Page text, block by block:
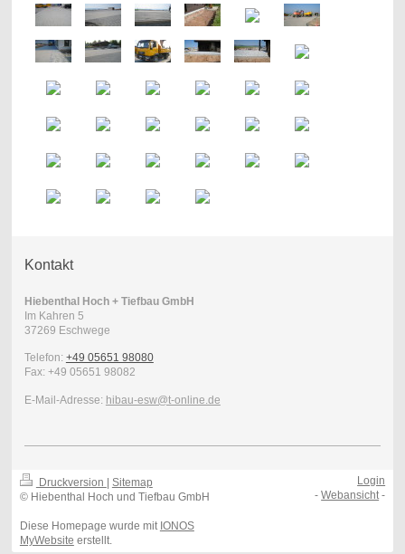
Kontakt
Hiebenthal Hoch + Tiefbau GmbH
Im Kahren 5
37269 Eschwege
Telefon: +49 05651 98080
Fax: +49 05651 98082
E-Mail-Adresse: hibau-esw@t-online.de
Druckversion
Sitemap
© Hiebenthal Hoch und Tiefbau GmbH
Diese Homepage wurde mit IONOS
MyWebsite erstellt.
Login
-Webansicht-